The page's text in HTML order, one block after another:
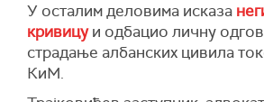
У осталим деловима исказа
кривицуи одбацио личну
страдање албанских цивила
КиМ.